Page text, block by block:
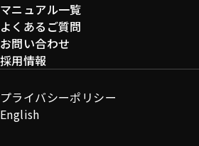
マニュアル一覧
よくあるご質問
お問い合わせ
採用情報
プライバシーポリシー
English